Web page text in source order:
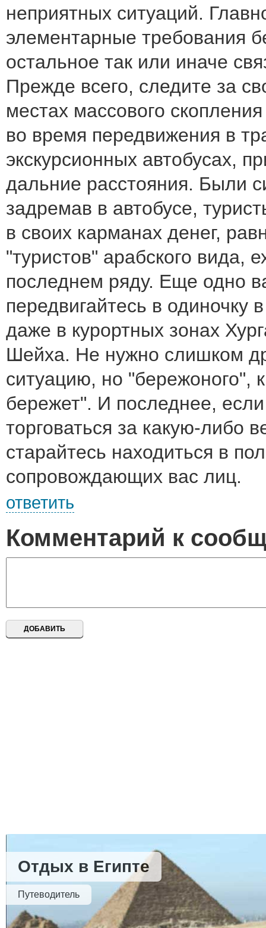
неприятных ситуаций.
элементарные требования
остальное так или иначе
Прежде всего, следите за
местах массового
во время передвижения в
экскурсионных автобусах,
дальние расстояния. Были
задремав в автобусе,
в своих карманах денег,
"туристов" арабского вида,
последнем ряду. Еще одно
передвигайтесь в одиночку
даже в курортных зонах
Шейха. Не нужно слишком
ситуацию, но "бережоного",
бережет". И последнее,
торговаться за какую-либо
старайтесь находиться в
сопровождающих вас лиц.
ответить
Комментарий к
Отдых в Египте
Путеводитель